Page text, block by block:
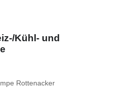
Kühl- und
Rottenacker